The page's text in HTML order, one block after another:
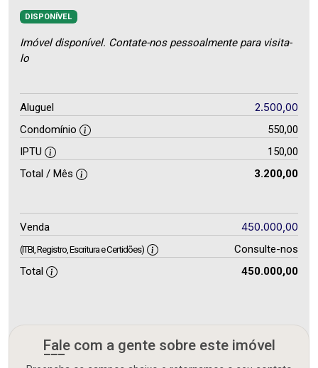
DISPONÍVEL
Imóvel disponível. Contate-nos pessoalmente para visita-
lo
Aluguel 2.500,00
Condomínio
550,00
IPTU
150,00
Total / Mês
3.200,00
Venda 450.000,00
(ITBI, Registro, Escritura e Certidões)
Consulte-nos
Total
450.000,00
Fale com a gente sobre este imóvel